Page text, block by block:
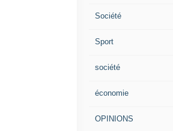
Société
Sport
société
économie
OPINIONS